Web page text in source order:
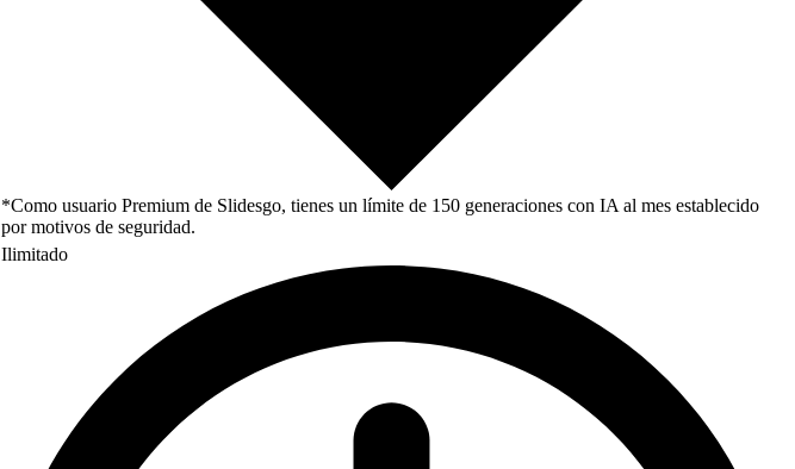
*Como usuario Premium de Slidesgo, tienes un límite de 150 generaciones con IA al mes establecido
por motivos de seguridad.
Ilimitado